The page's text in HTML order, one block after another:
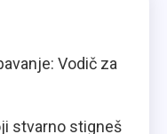
Vodič za
stvarno stigneš